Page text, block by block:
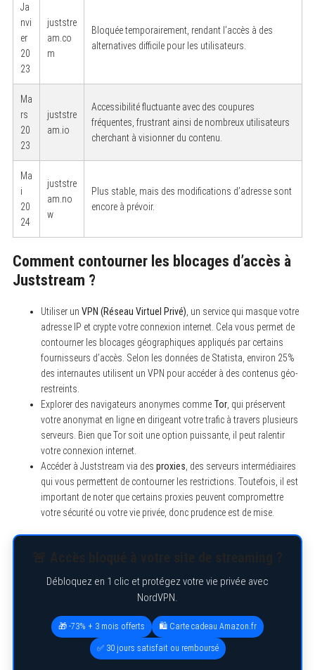
Ja
nvi
er
20
23
juststre
am.co
m
Bloquée temporairement, rendant l’accès à des
alternatives difficile pour les utilisateurs.
Ma
rs
20
23
juststre
am.io
Accessibilité fluctuante avec des coupures
fréquentes, frustrant ainsi de nombreux utilisateurs
cherchant à visionner du contenu.
Ma
i
20
24
juststre
am.no
w
Plus stable, mais des modifications d’adresse sont
encore à prévoir.
Comment contourner les blocages d’accès à
Juststream ?
Utiliser un VPN (Réseau Virtuel Privé) , un service qui masque votre
adresse IP et crypte votre connexion internet. Cela vous permet de
contourner les blocages géographiques appliqués par certains
fournisseurs d’accès. Selon les données de Statista, environ 25%
des internautes utilisent un VPN pour accéder à des contenus géo-
restreints.
Explorer des navigateurs anonymes comme Tor, qui préservent
votre anonymat en ligne en dirigeant votre trafic à travers plusieurs
serveurs. Bien que Tor soit une option puissante, il peut ralentir
votre connexion internet.
Accéder à Juststream via des proxies , des serveurs intermédiaires
qui vous permettent de contourner les restrictions. Toutefois, il est
important de noter que certains proxies peuvent compromettre
votre sécurité ou votre vie privée, donc prudence est de mise.
Débloquez en 1 clic et protégez votre vie privée avec
NordVPN.
🎁 -73% + 3 mois offerts 🛍️ Carte cadeau Amazon.fr
✅ 30 jours satisfait ou remboursé